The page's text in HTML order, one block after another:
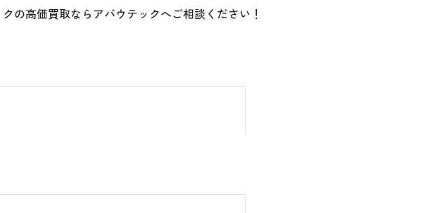
の高価買取ならアバウテックへご相談ください！